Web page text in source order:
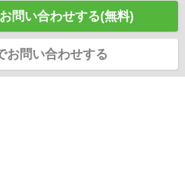
問い合わせする(無料)
お問い合わせする